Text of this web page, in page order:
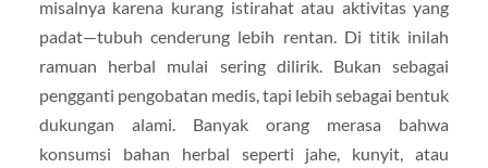
misalnya karena kurang istirahat atau aktivitas yang
padat—tubuh cenderung lebih rentan. Di titik inilah
ramuan herbal mulai sering dilirik. Bukan sebagai
pengganti pengobatan medis, tapi lebih sebagai bentuk
dukungan alami. Banyak orang merasa bahwa
konsumsi bahan herbal seperti jahe, kunyit, atau